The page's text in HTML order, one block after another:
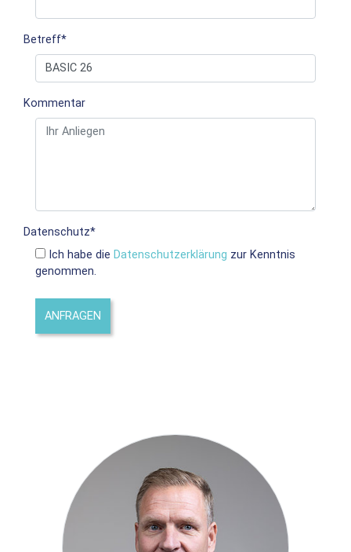
Betreff*
Kommentar
Datenschutz*
Ich habe die Datenschutzerklärung zur Kenntnis
genommen.